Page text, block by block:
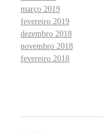
março 2019
fevereiro 2019
dezembro 2018
novembro 2018
fevereiro 2018